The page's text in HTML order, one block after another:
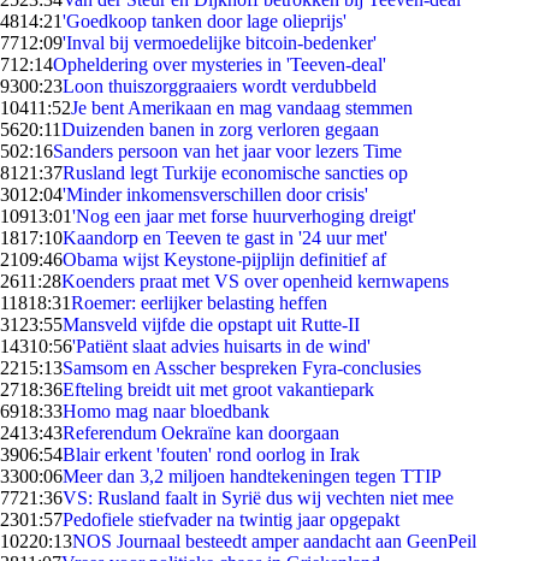
4814:21'Goedkoop tanken door lage olieprijs'
7712:09'Inval bij vermoedelijke bitcoin-bedenker'
712:14Opheldering over mysteries in 'Teeven-deal'
9300:23Loon thuiszorggraaiers wordt verdubbeld
10411:52Je bent Amerikaan en mag vandaag stemmen
5620:11Duizenden banen in zorg verloren gegaan
502:16Sanders persoon van het jaar voor lezers Time
81 21:37Rusland legt Turkije economische sancties op
3012:04'Minder inkomensverschillen door crisis'
10913:01'Nog een jaar met forse huurverhoging dreigt'
1817:10Kaandorp en Teeven te gast in '24 uur met'
2109:46Obama wijst Keystone-pijplijn definitief af
2611:28Koenders praat met VS over openheid kernwapens
11818:31Roemer: eerlijker belasting heffen
31 23:55Mansveld vijfde die opstapt uit Rutte-II
14310:56'Patiënt slaat advies huisarts in de wind'
2215:13Samsom en Asscher bespreken Fyra-conclusies
2718:36Efteling breidt uit met groot vakantiepark
6918:33Homo mag naar bloedbank
2413:43Referendum Oekraïne kan doorgaan
3906:54Blair erkent 'fouten' rond oorlog in Irak
3300:06Meer dan 3,2 miljoen handtekeningen tegen TTIP
7721:36VS: Rusland faalt in Syrië dus wij vechten niet mee
2301:57Pedofiele stiefvader na twintig jaar opgepakt
10220:13NOS Journaal besteedt amper aandacht aan GeenPeil